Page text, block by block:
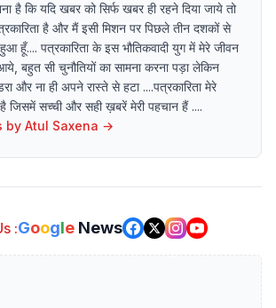
है कि यदि खबर को सिर्फ खबर ही रहने दिया जाये तो
है और मैं इसी मिशन पर पिछले तीन दशकों से
हूँ.... पत्रकारिता के इस भौतिकवादी युग में मेरे जीवन
बहुत सी चुनौतियों का सामना करना पड़ा लेकिन
और ना ही अपने रास्ते से हटा ....पत्रकारिता मेरे
है जिसमें सच्ची और सही ख़बरें मेरी पहचान हैं ....
by Atul Saxena →
:Google News